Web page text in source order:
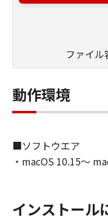
ファイ
動作環境
■ソフトウエア
・macOS 10.15～
インストール